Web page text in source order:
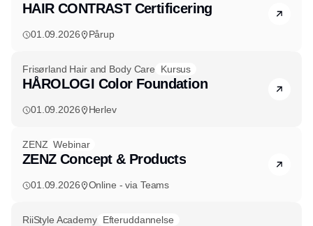
HAIR CONTRAST Certificering
01.09.2026 Pårup
Frisørland Hair and Body Care Kursus
HÅROLOGI Color Foundation
01.09.2026 Herlev
ZENZ Webinar
ZENZ Concept & Products
01.09.2026 Online - via Teams
RiiStyle Academy Efteruddannelse